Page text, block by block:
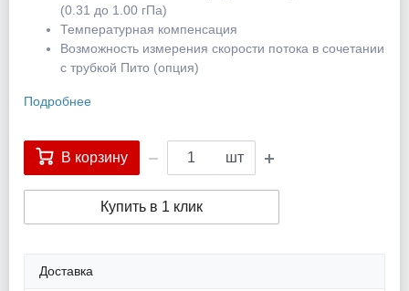
(0.31 до 1.00 гПа)
Температурная компенсация
Возможность измерения скорости потока в сочетании
с трубкой Пито (опция)
Подробнее
В корзину шт
Купить в 1 клик
Доставка